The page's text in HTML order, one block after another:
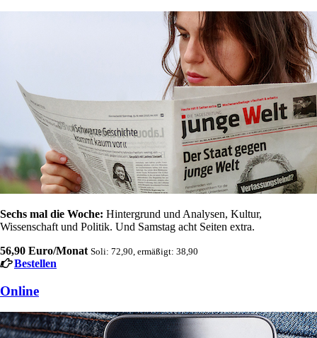
Sechs mal die Woche: Hintergrund und Analysen, Kultur,
Wissenschaft und Politik. Und Samstag acht Seiten extra.
56,90 Euro/Monat Soli: 72,90, ermäßigt: 38,90
Bestellen
Online